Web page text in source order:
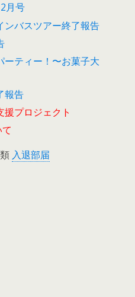
月号
バスツアー終了報告
ティー！〜お菓子大
報告
プロジェクト
入退部届